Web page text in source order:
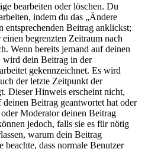
bearbeiten oder löschen. Du
indem du das „Ändere
entsprechenden Beitrag anklickst;
begrenzten Zeitraum nach
Wenn bereits jemand auf deinen
wird dein Beitrag in der
gekennzeichnet. Es wird
der letzte Zeitpunkt der
Dieser Hinweis erscheint nicht,
Beitrag geantwortet hat oder
Moderator deinen Beitrag
jedoch, falls sie es für nötig
warum dein Beitrag
beachte, dass normale Benutzer